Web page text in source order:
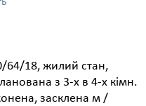
64/18, жилий стан,
з 3-х в 4-х кімн.
засклена м /